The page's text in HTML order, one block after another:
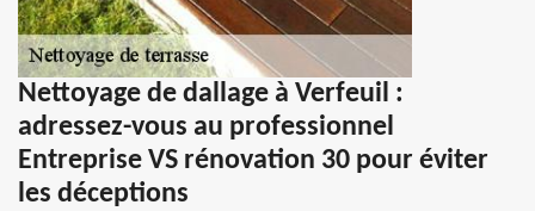
Nettoyage de dallage à Verfeuil :
adressez-vous au professionnel
Entreprise VS rénovation 30 pour éviter
les déceptions